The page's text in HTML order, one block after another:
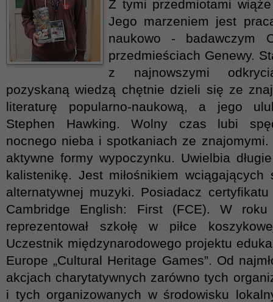
Z tymi przedmiotami
Jego marzeniem jest
naukowo - badawczym
przedmieściach Genewy.
z najnowszymi
pozyskaną wiedzą chętnie dzieli się ze
literaturę popularno-naukową, a jego
Stephen Hawking. Wolny czas lubi
nocnego nieba i spotkaniach ze
aktywne formy wypoczynku. Uwielbia
kalistenikę. Jest miłośnikiem
alternatywnej muzyki. Posiadacz
Cambridge English: First (FCE). W roku
reprezentował szkołę w piłce
Uczestnik międzynarodowego projektu
Europe „Cultural Heritage Games”. Od
akcjach charytatywnych zarówno tych
i tych organizowanych w środowisku